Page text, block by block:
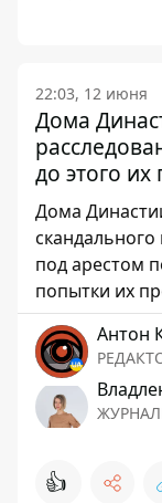
22:03, 12 июня
Дома
до этого
Дома
под арестом
попытки их
Антон
👍